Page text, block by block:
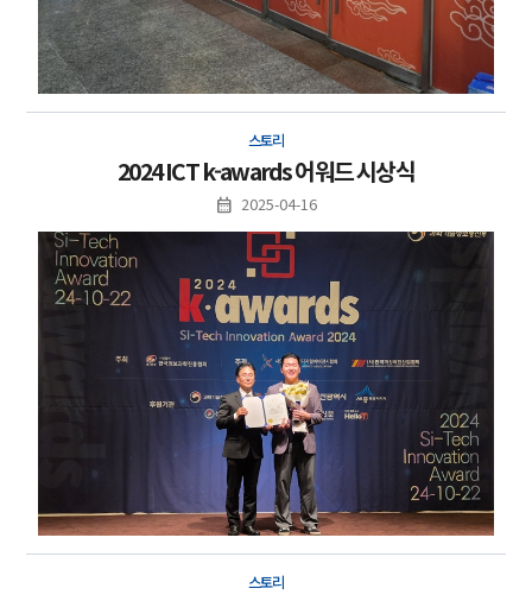
스토리
2024 ICT k-awards 어워드 시상식
2025-04-16
스토리